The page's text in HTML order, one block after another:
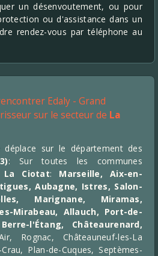
un désenvoutement, ou pour
ou d'assistance dans un
rendez-vous par téléphone au
Edaly - Grand
sur le secteur de La
sur le département des
: Sur toutes les communes
La Ciotat: Marseille, Aix-en-
Aubagne, Istres, Salon-
Marignane, Miramas,
Mirabeau, Allauch, Port-de-
l'Étang, Châteaurenard,
Rognac, Châteauneuf-les-La
Plan-de-Cuques, Septèmes-